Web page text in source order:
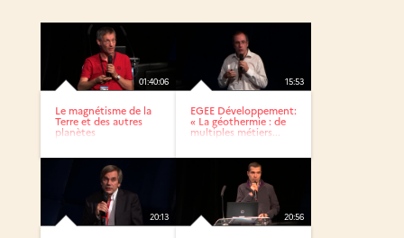
01:40:06
Le magnétisme de la
Terre et des autres
planètes
15:53
EGEE Développement:
« La géothermie : de
multiples métiers...
20:13 20:56